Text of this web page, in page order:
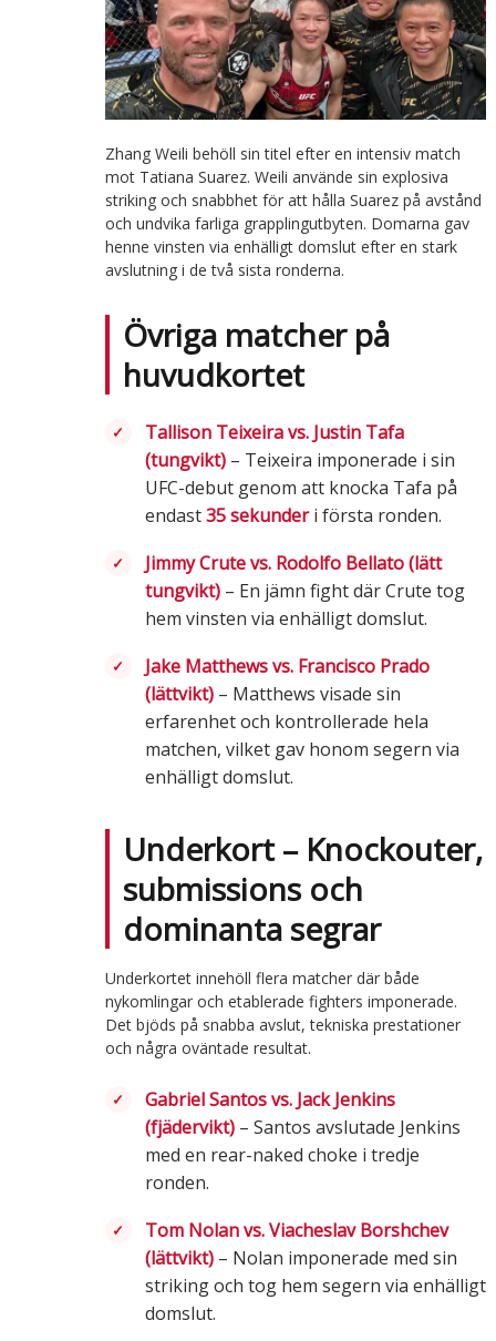
Zhang Weili behöll sin titel efter en intensiv match
mot Tatiana Suarez. Weili använde sin explosiva
striking och snabbhet för att hålla Suarez på avstånd
och undvika farliga grapplingutbyten. Domarna gav
henne vinsten via enhälligt domslut efter en stark
avslutning i de två sista ronderna.
Övriga matcher på
huvudkortet
Tallison Teixeira vs. Justin Tafa
(tungvikt)– Teixeira imponerade i sin
UFC-debut genom att knocka Tafa på
endast35 sekunderi första ronden.
Jimmy Crute vs. Rodolfo Bellato (lätt
tungvikt)– En jämn fight där Crute tog
hem vinsten via enhälligt domslut.
Jake Matthews vs. Francisco Prado
(lättvikt)– Matthews visade sin
erfarenhet och kontrollerade hela
matchen, vilket gav honom segern via
enhälligt domslut.
Underkort – Knockouter,
submissions och
dominanta segrar
Underkortet innehöll flera matcher där både
nykomlingar och etablerade fighters imponerade.
Det bjöds på snabba avslut, tekniska prestationer
och några oväntade resultat.
Gabriel Santos vs. Jack Jenkins
(fjädervikt)– Santos avslutade Jenkins
med en rear-naked choke i tredje
ronden.
Tom Nolan vs. Viacheslav Borshchev
(lättvikt)– Nolan imponerade med sin
striking och tog hem segern via enhälligt
domslut.